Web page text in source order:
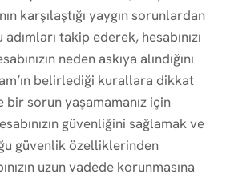
karşılaştığı yaygın sorunlardan
takip ederek, hesabınızı
neden askıya alındığını
belirlediği kurallara dikkat
sorun yaşamamanız için
güvenliğini sağlamak ve
güvenlik özelliklerinden
uzun vadede korunmasına